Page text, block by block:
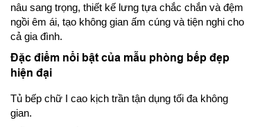
nâu sang trọng, thiết kế lưng tựa chắc chắn và đệm
ngồi êm ái, tạo không gian ấm cúng và tiện nghi cho
cả gia đình.
Đặc điểm nổi bật của mẫu phòng bếp đẹp
hiện đại
Tủ bếp chữ I cao kịch trần tận dụng tối đa không
gian.